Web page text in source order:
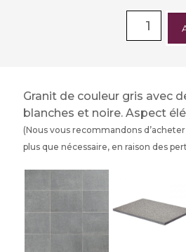
Granit de couleur gris avec
blanches et noire. Aspect
(Nous vous recommandons
plus que nécessaire, en raison des